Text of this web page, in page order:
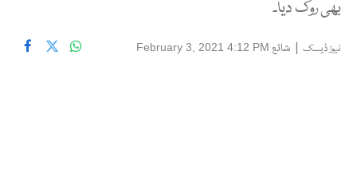
بھی روک دیا۔
نیوز ڈیسک | شائع February 3, 2021 4:12 PM